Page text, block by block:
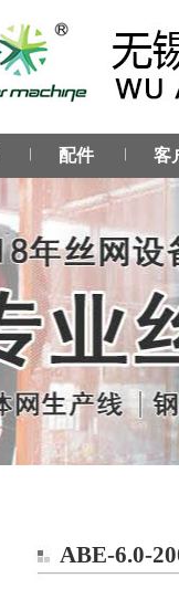
︳ 配件 ︳ 客
ABE-6.0-